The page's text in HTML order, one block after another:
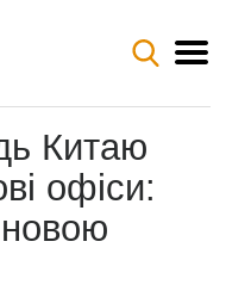
Китаю
офіси: